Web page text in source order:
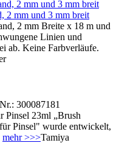
2 mm und 3 mm breit
2 mm Breite x 18 m und
Linien und
ab. Keine Farbverläufe.
300087181
Pinsel 23ml „Brush
Pinsel" wurde entwickelt,
mehr >>>Tamiya